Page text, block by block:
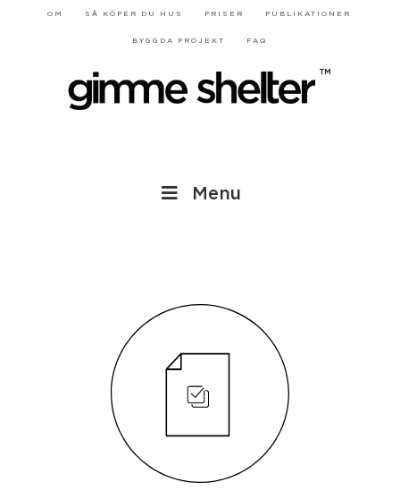
OM SÅ KÖPER DU HUS PRISER PUBLIKATIONER
BYGGDA PROJEKT FAQ
Menu